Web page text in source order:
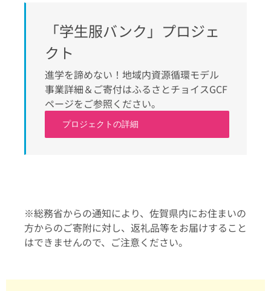
「学生服バンク」プロジェ
クト
進学を諦めない！地域内資源循環モデル
事業詳細＆ご寄付はふるさとチョイスGCF
ページをご参照ください。
プロジェクトの詳細
※総務省からの通知により、佐賀県内にお住まいの
方からのご寄附に対し、返礼品等をお届けすること
はできませんので、ご注意ください。